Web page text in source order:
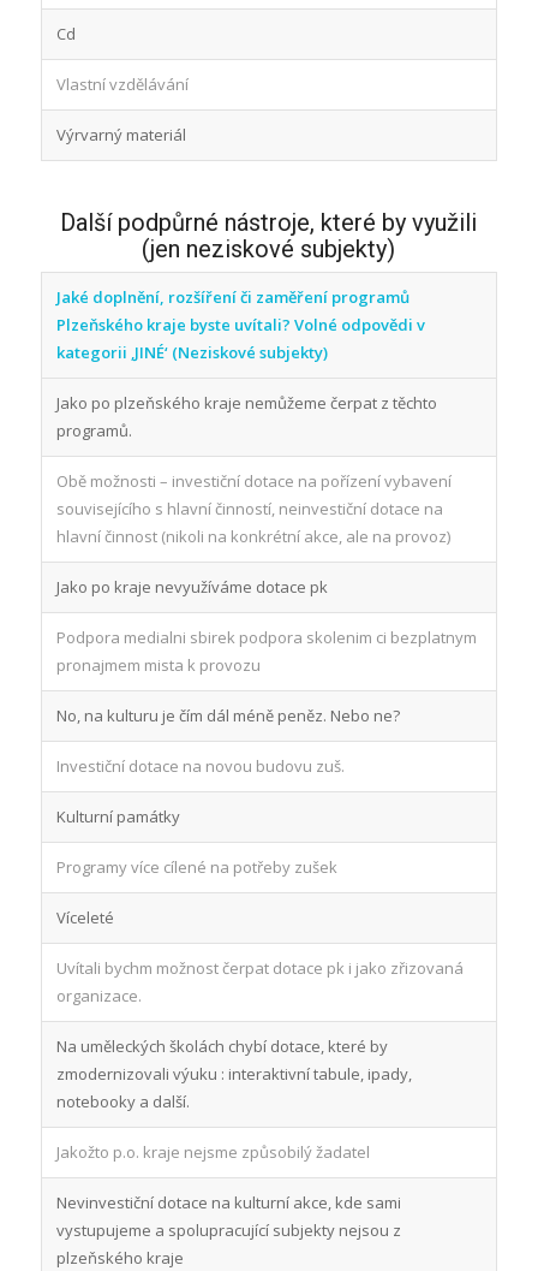
Cd
Vlastní vzdělávání
Výrvarný materiál
Další podpůrné nástroje, které by využili
(jen neziskové subjekty)
Jaké doplnění, rozšíření či zaměření programů
Plzeňského kraje byste uvítali? Volné odpovědi v
kategorii ‚JINÉ‘ (Neziskové subjekty)
Jako po plzeňského kraje nemůžeme čerpat z těchto
programů.
Obě možnosti – investiční dotace na pořízení vybavení
souvisejícího s hlavní činností, neinvestiční dotace na
hlavní činnost (nikoli na konkrétní akce, ale na provoz)
Jako po kraje nevyužíváme dotace pk
Podpora medialni sbirek podpora skolenim ci bezplatnym
pronajmem mista k provozu
No, na kulturu je čím dál méně peněz. Nebo ne?
Investiční dotace na novou budovu zuš.
Kulturní památky
Programy více cílené na potřeby zušek
Víceleté
Uvítali bychm možnost čerpat dotace pk i jako zřizovaná
organizace.
Na uměleckých školách chybí dotace, které by
zmodernizovali výuku : interaktivní tabule, ipady,
notebooky a další.
Jakožto p.o. kraje nejsme způsobilý žadatel
Nevinvestiční dotace na kulturní akce, kde sami
vystupujeme a spolupracující subjekty nejsou z
plzeňského kraje